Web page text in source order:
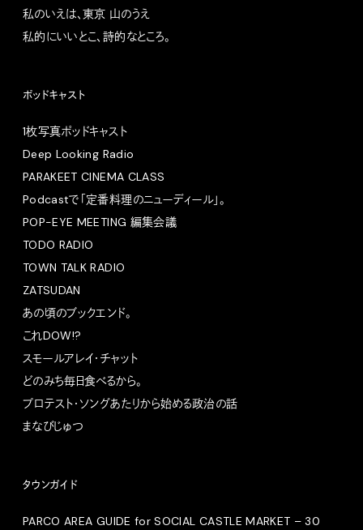
私のいえは、東京 山のうえ
私的にいいとこ、詩的なところ。
ポッドキャスト
1枚写真ポッドキャスト
Deep Looking Radio
PARAKEET CINEMA CLASS
Podcastで「定番料理のニューディール」。
POP-EYE MEETING 編集会議
TODO RADIO
TOWN TALK RADIO
ZATSUDAN
あの頃のブックエンド。
これDOW!?
スモールアレイ・チャット
どのみち毎日食べるから。
プロテスト・ソングあたりから始める政治の話
まなびじゅつ
タウンガイド
PARCO AREA GUIDE for SOCIAL CASTLE MARKET – 30